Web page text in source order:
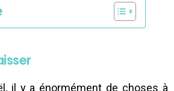
il y a énormément de choses à